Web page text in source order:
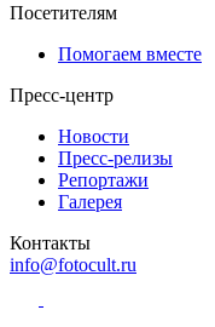
Посетителям
Помогаем вместе
Пресс-центр
Новости
Пресс-релизы
Репортажи
Галерея
Контакты
info@fotocult.ru